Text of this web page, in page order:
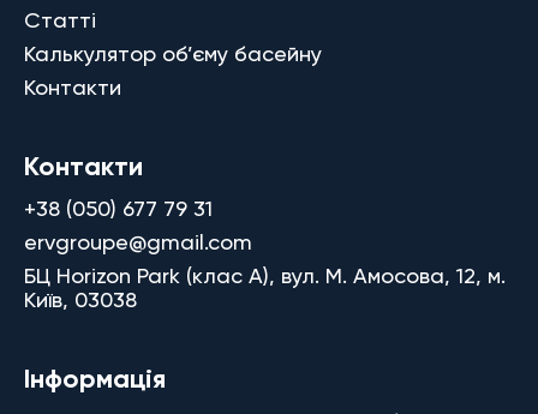
Статті
Калькулятор об’єму басейну
Контакти
Контакти
+38 (050) 677 79 31
ervgroupe@gmail.com
БЦ Horizon Park (клас A), вул. М. Амосова, 12, м.
Київ, 03038
Інформація